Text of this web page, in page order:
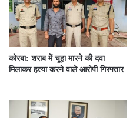
कोरबा: शराब में चूहा मारने की दवा
मिलाकर हत्या करने वाले आरोपी गिरफ्तार